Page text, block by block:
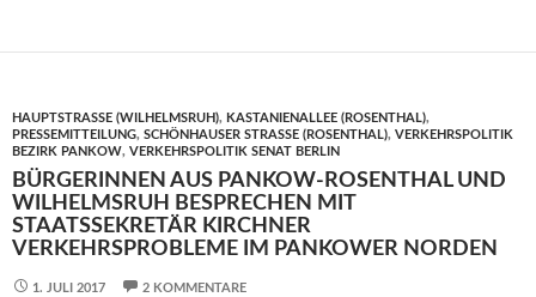
HAUPTSTRASSE (WILHELMSRUH) , KASTANIENALLEE (ROSENTHAL),
PRESSEMITTEILUNG, SCHÖNHAUSER STRASSE (ROSENTHAL) , VERKEHRSPOLITIK
BEZIRK PANKOW, VERKEHRSPOLITIK SENAT BERLIN
BÜRGERINNEN AUS PANKOW-ROSENTHAL UND
WILHELMSRUH BESPRECHEN MIT
STAATSSEKRETÄR KIRCHNER
VERKEHRSPROBLEME IM PANKOWER NORDEN
1. JULI 2017 2 KOMMENTARE